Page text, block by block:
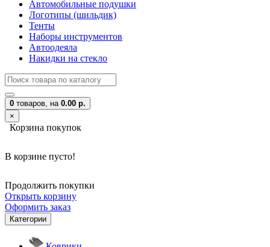
Автомобильные подушки
Логотипы (шильдик)
Тенты
Наборы инструментов
Автоодеяла
Накидки на стекло
0 товаров, на 0.00 р.
×
Корзина покупок
В корзине пусто!
Продолжить покупки
Открыть корзину
Оформить заказ
Категории